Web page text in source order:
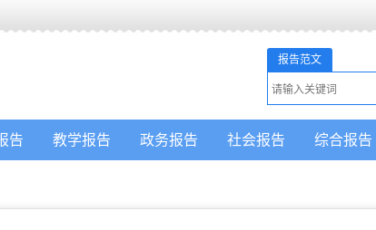
报告范文
告 教学报告 政务报告 社会报告 综合报告